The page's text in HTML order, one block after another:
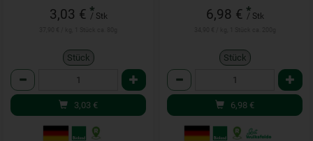
3,03 € *
/ Stk
Stück
Anzahl
3,03 €
6,98 € *
/ Stk
Stück
Anzahl
6,98 €